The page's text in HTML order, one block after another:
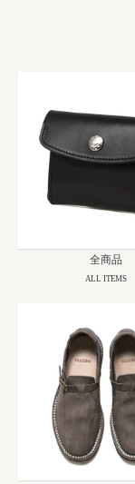
全商品
ALL ITEMS